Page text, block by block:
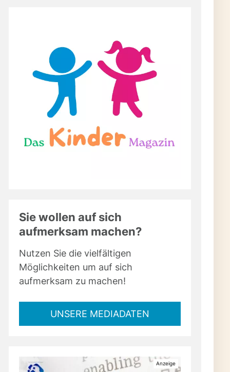
Kaffee Schritt für
Kaffee in der Küche
mit Kaffee – und wie
süß – als Zutat in
er deinen
und spannende
Tipps, Rezepten
auch jenseits der
sorgt.
Küche für
spannend?
Küche, weil
und eine komplexe
Süßspeisen,
auf das
für alle, die was
Sie wollen auf sich
aufmerksam machen?
Nutzen Sie die vielfältigen
Möglichkeiten um auf sich
aufmerksam zu machen!
UNSERE MEDIADATEN